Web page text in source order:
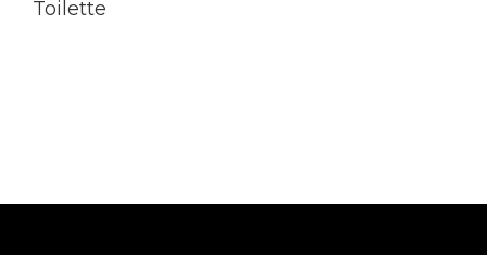
Toilette